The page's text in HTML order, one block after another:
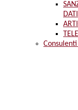
DATI